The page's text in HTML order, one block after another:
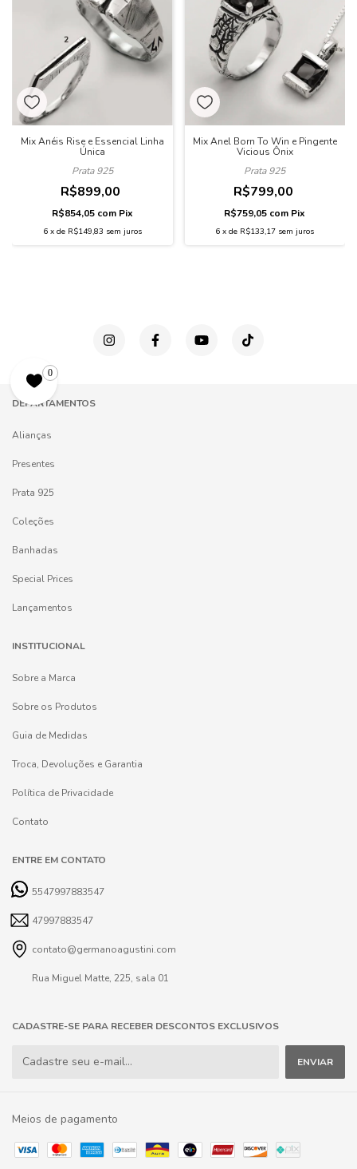
Mix Anéis Rise e Essencial Linha
Única
Prata 925
R$899,00
R$854,05 com Pix
6 x de R$149,83 sem juros
Mix Anel Born To Win e Pingente
Vicious Ônix
Prata 925
R$799,00
R$759,05 com Pix
6 xde R$133,17 sem juros
DEPARTAMENTOS
Alianças
Presentes
Prata 925
Coleções
Banhadas
Special Prices
Lançamentos
INSTITUCIONAL
Sobre a Marca
Sobre os Produtos
Guia de Medidas
Troca, Devoluções e Garantia
Política de Privacidade
Contato
ENTRE EM CONTATO
5547997883547
47997883547
contato@germanoagustini.com
Rua Miguel Matte, 225, sala 01
CADASTRE-SE PARA RECEBER DESCONTOS EXCLUSIVOS
Meios de pagamento
0